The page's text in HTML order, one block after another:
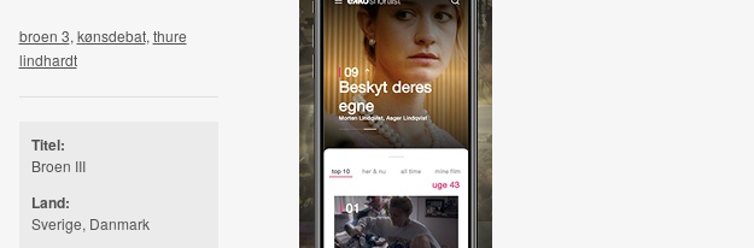
broen 3, kønsdebat, thure
lindhardt
Titel:
Broen III
Land:
Sverige, Danmark